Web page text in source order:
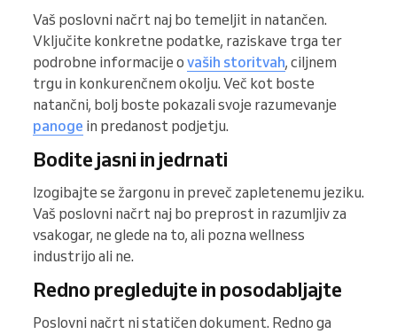
Vaš poslovni načrt naj bo temeljit in natančen.
Vključite konkretne podatke, raziskave trga ter
podrobne informacije o vaših storitvah, ciljnem
trgu in konkurenčnem okolju. Več kot boste
natančni, bolj boste pokazali svoje razumevanje
panoge in predanost podjetju.
Bodite jasni in jedrnati
Izogibajte se žargonu in preveč zapletenemu jeziku.
Vaš poslovni načrt naj bo preprost in razumljiv za
vsakogar, ne glede na to, ali pozna wellness
industrijo ali ne.
Redno pregledujte in posodabljajte
Poslovni načrt ni statičen dokument. Redno ga